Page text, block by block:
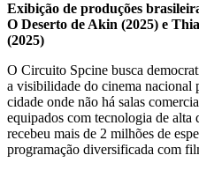
Exibição de produções
O Deserto de Akin (2025) e
(2025)
O Circuito Spcine busca
a visibilidade do cinema nacional
cidade onde não há salas
equipados com tecnologia de alta
recebeu mais de 2 milhões de
programação diversificada com